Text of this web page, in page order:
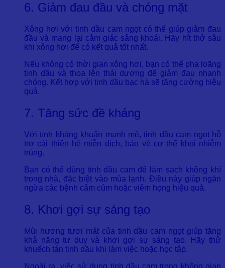
6. Giảm đau đầu và chóng mặt
Xông hơi với tinh dầu cam ngọt có thể giúp giảm đau
đầu và mang lại cảm giác sảng khoái. Hãy hít thở sâu
khi xông hơi để có kết quả tốt nhất.
Nếu không có thời gian xông hơi, bạn có thể pha loãng
tinh dầu và thoa lên thái dương để giảm đau nhanh
chóng. Kết hợp với tinh dầu bạc hà sẽ tăng cường hiệu
quả.
7. Tăng sức đề kháng
Với tính kháng khuẩn mạnh mẽ, tinh dầu cam ngọt hỗ
trợ cải thiện hệ miễn dịch, bảo vệ cơ thể khỏi nhiễm
trùng.
Bạn có thể dùng tinh dầu cam để làm sạch không khí
trong nhà, đặc biệt vào mùa lạnh. Điều này giúp ngăn
ngừa các bệnh cảm cúm hoặc viêm họng hiệu quả.
8. Khơi gợi sự sáng tạo
Mùi hương tươi mát của tinh dầu cam ngọt giúp tăng
khả năng tư duy và khơi gợi sự sáng tạo. Hãy thử
khuếch tán tinh dầu khi làm việc hoặc học tập.
Ngoài ra, việc sử dụng tinh dầu cam trong không gian